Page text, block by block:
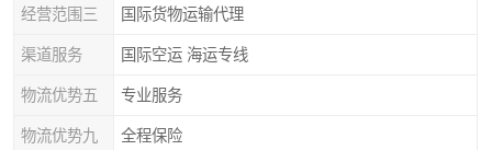
经营范围三 国际货物运输代理
渠道服务 国际空运 海运专线
物流优势五 专业服务
物流优势九 全程保险